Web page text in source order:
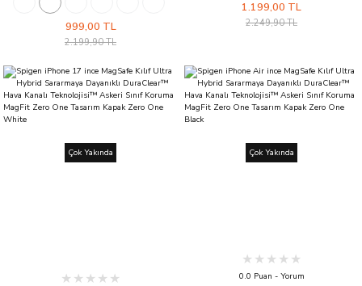
Kanalı Teknolojisi™ Askeri Sınıf Koruma
999,00 TL
2.199,90 TL
1.199,00 TL
2.249,90 TL
Çok Yakında Çok Yakında
0.0 Puan - Yorum